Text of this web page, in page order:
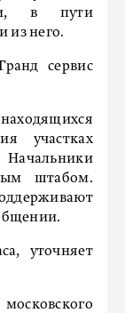
в пути
из него.
сервис
участках
Начальники
штабом.
уточняет